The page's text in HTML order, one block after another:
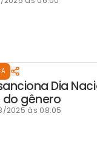
Dia
do gênero
2025 às 08:05